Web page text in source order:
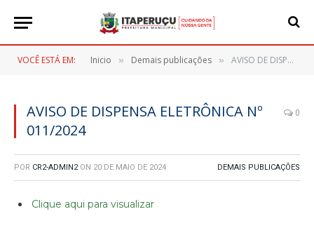
VOCÊ ESTÁ EM: Inicio » Demais publicações » AVISO DE DISPENSA ELETRÔNICA Nº 011/2024
AVISO DE DISPENSA ELETRÔNICA Nº
011/2024
0
POR CR2-ADMIN2 ON 20 DE MAIO DE 2024 DEMAIS PUBLICAÇÕES
Clique aqui para visualizar